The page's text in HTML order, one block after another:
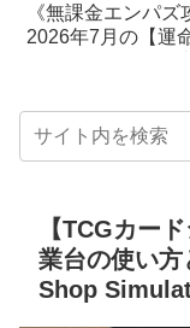
《無課金エンパズ
2026年7月の【運
【TCGカー
業台の使い方
Shop